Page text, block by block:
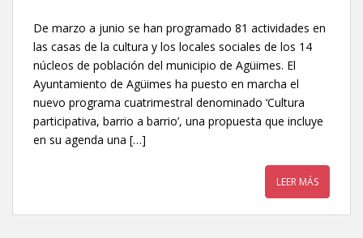
De marzo a junio se han programado 81 actividades en
las casas de la cultura y los locales sociales de los 14
núcleos de población del municipio de Agüimes. El
Ayuntamiento de Agüimes ha puesto en marcha el
nuevo programa cuatrimestral denominado ‘Cultura
participativa, barrio a barrio’, una propuesta que incluye
en su agenda una […]
LEER MÁS